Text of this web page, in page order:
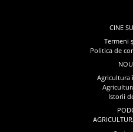
CINE
Termeni
Politica de
Agricultura
Istorii